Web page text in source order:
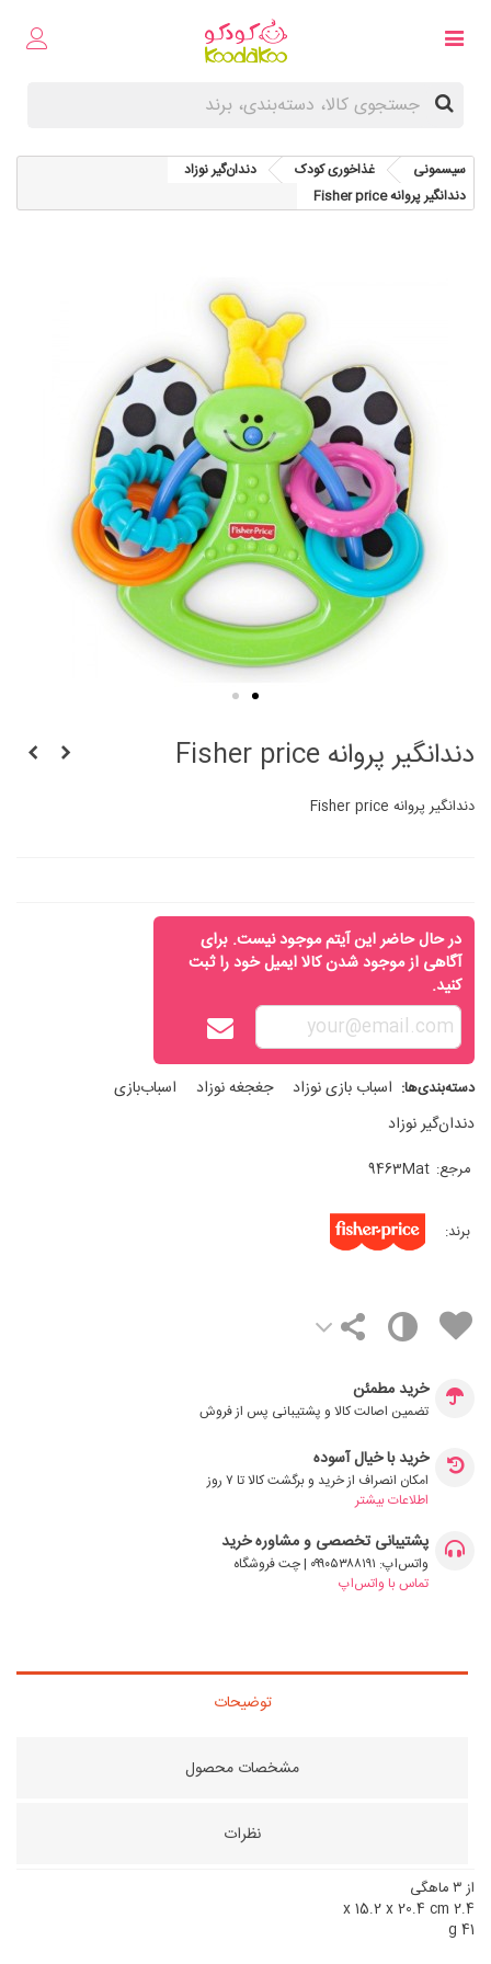
سیسمونی غذاخوری کودک
دندان‌گیر نوزاد
دندانگیر پروانه Fisher price
دندانگیر پروانه Fisher price
دندانگیر پروانه Fisher price
در حال حاضر این آیتم موجود نیست. برای
آگاهی از موجود شدن کالا ایمیل خود را ثبت
کنید.
دسته‌بندی‌ها: اسباب‌ بازی نوزاد جغجغه نوزاد
اسباب‌بازی
دندان‌گیر نوزاد
مرجع: 9463Mat
برند:
خرید مطمئن
تضمین اصالت کالا و پشتیبانی پس از فروش
خرید با خیال آسوده
امکان انصراف از خرید و برگشت کالا تا ۷ روز
اطلاعات بیشتر
پشتیبانی تخصصی و مشاوره خرید
واتس‌اپ: ۰۹۹۰۵۳۸۸۱۹۱ | چت فروشگاه
تماس با واتس‌اپ
توضیحات
مشخصات محصول
نظرات
از ۳ ماهگی
2.4 x 15.2 x 20.4 cm
41 g